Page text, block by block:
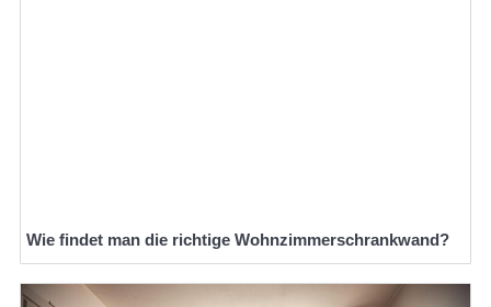
Wie findet man die richtige Wohnzimmerschrankwand?